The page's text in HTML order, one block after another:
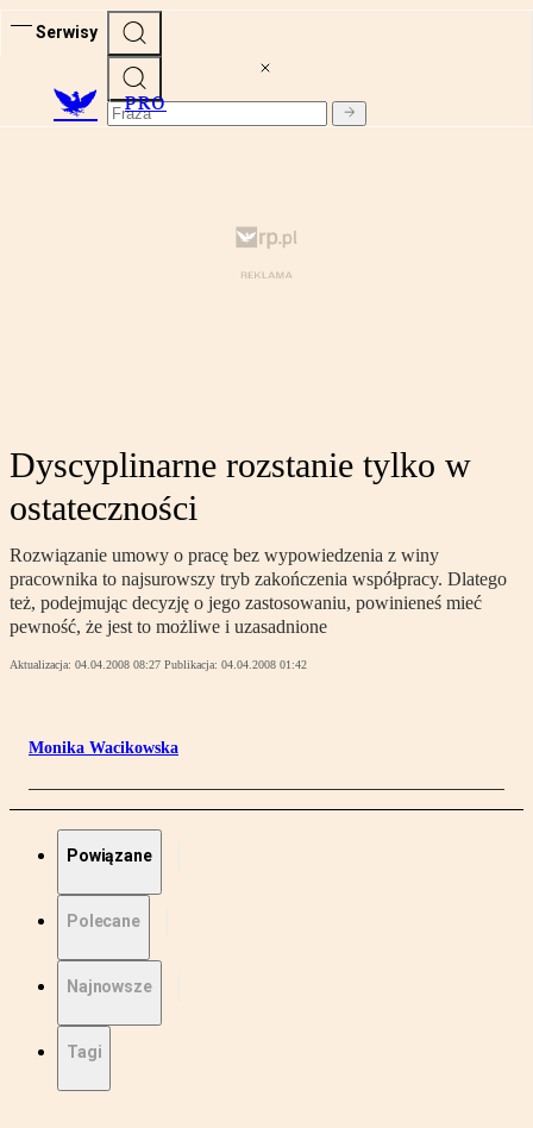
Serwisy
PRO
Dyscyplinarne rozstanie tylko w
ostateczności
Rozwiązanie umowy o pracę bez wypowiedzenia z winy
pracownika to najsurowszy tryb zakończenia współpracy. Dlatego
też, podejmując decyzję o jego zastosowaniu, powinieneś mieć
pewność, że jest to możliwe i uzasadnione
Aktualizacja: 04.04.2008 08:27 Publikacja: 04.04.2008 01:42
Monika Wacikowska
Powiązane
Polecane
Najnowsze
Tagi